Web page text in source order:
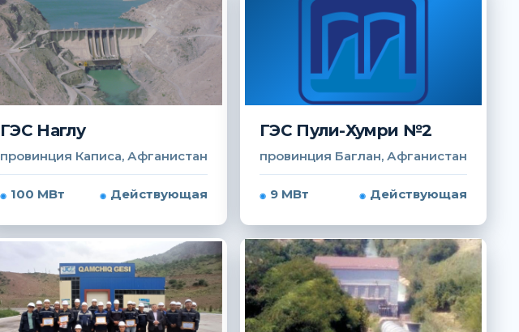
ГЭС Наглу
провинция Каписа, Афганистан
100 МВт Действующая
ГЭС Пули-Хумри №2
провинция Баглан, Афганистан
9 МВт Действующая